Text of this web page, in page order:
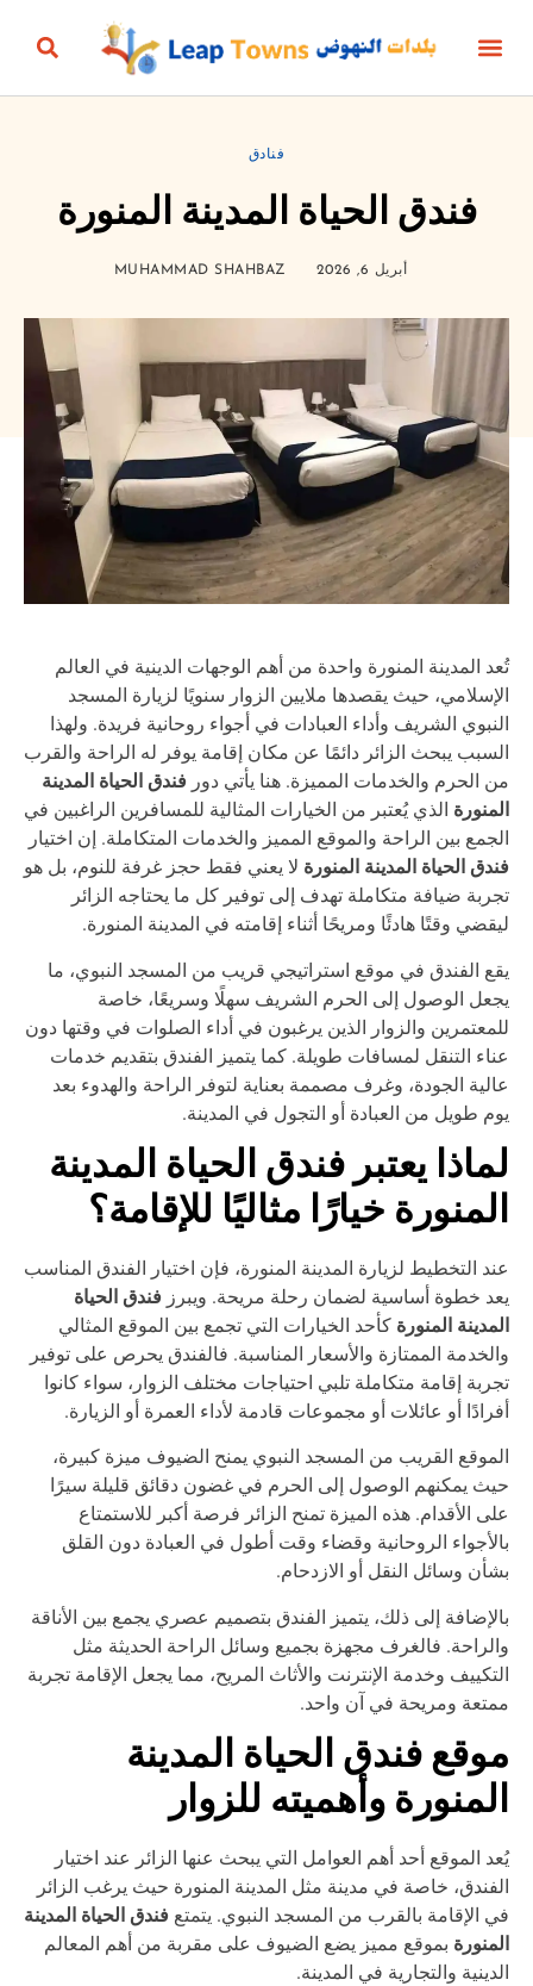
فنادق
فندق الحياة المدينة المنورة
MUHAMMAD SHAHBAZ
المدينة المنورة واحدة من أهم الوجهات الدينية في العالم
حيث يقصدها ملايين الزوار سنويًا لزيارة المسجد
الشريف وأداء العبادات في أجواء روحانية فريدة. ولهذا
يبحث الزائر دائمًا عن مكان إقامة يوفر له الراحة والقرب
الحرم والخدمات المميزة. هنا يأتي دور فندق الحياة المدينة
الذي يُعتبر من الخيارات المثالية للمسافرين الراغبين في
بين الراحة والموقع المميز والخدمات المتكاملة. إن اختيار
الحياة المدينة المنورةلا يعني فقط حجز غرفة للنوم، بل هو
ضيافة متكاملة تهدف إلى توفير كل ما يحتاجه الزائر
وقتًا هادئًا ومريحًا أثناء إقامته في المدينة المنورة.
الفندق في موقع استراتيجي قريب من المسجد النبوي، ما
الوصول إلى الحرم الشريف سهلًا وسريعًا، خاصة
والزوار الذين يرغبون في أداء الصلوات في وقتها دون
التنقل لمسافات طويلة. كما يتميز الفندق بتقديم خدمات
الجودة، وغرف مصممة بعناية لتوفر الراحة والهدوء بعد
طويل من العبادة أو التجول في المدينة.
يعتبر فندق الحياة المدينة
خيارًا مثاليًا للإقامة؟
التخطيط لزيارة المدينة المنورة، فإن اختيار الفندق المناسب
خطوة أساسية لضمان رحلة مريحة. ويبرزفندق الحياة
المنورةكأحد الخيارات التي تجمع بين الموقع المثالي
الممتازة والأسعار المناسبة. فالفندق يحرص على توفير
إقامة متكاملة تلبي احتياجات مختلف الزوار، سواء كانوا
أو عائلات أو مجموعات قادمة لأداء العمرة أو الزيارة.
القريب من المسجد النبوي يمنح الضيوف ميزة كبيرة،
يمكنهم الوصول إلى الحرم في غضون دقائق قليلة سيرًا
الأقدام. هذه الميزة تمنح الزائر فرصة أكبر للاستمتاع
الروحانية وقضاء وقت أطول في العبادة دون القلق
وسائل النقل أو الازدحام.
إلى ذلك، يتميز الفندق بتصميم عصري يجمع بين الأناقة
فالغرف مجهزة بجميع وسائل الراحة الحديثة مثل
وخدمة الإنترنت والأثاث المريح، مما يجعل الإقامة تجربة
ومريحة في آن واحد.
فندق الحياة المدينة
وأهميته للزوار
الموقع أحد أهم العوامل التي يبحث عنها الزائر عند اختيار
خاصة في مدينة مثل المدينة المنورة حيث يرغب الزائر
الإقامة بالقرب من المسجد النبوي. يتمتعفندق الحياة المدينة
بموقع مميز يضع الضيوف على مقربة من أهم المعالم
والتجارية في المدينة.